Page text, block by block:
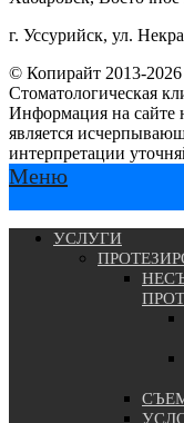
г. Уссурийск, ул.
© Копирайт 2013-2026
Стоматологическая
Информация на сайте
является
интерпретации
Меню
УСЛУГИ